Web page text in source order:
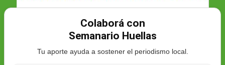
Colaborá con
Semanario Huellas
Tu aporte ayuda a sostener el periodismo local.